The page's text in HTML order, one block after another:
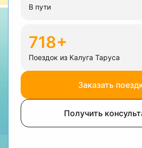
В пути
718+
Поездок из Калуга Таруса
Заказать
Получить